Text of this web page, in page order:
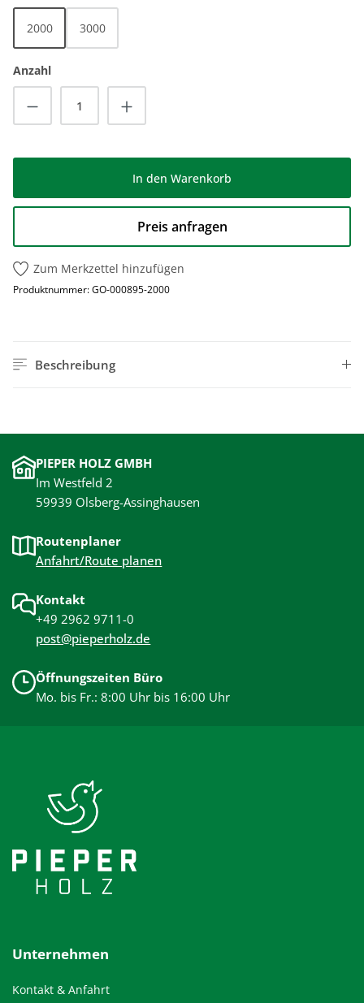
2000 3000
Anzahl
Produkt Anzahl: Gib den gewünschten
In den Warenkorb
Preis anfragen
Zum Merkzettel hinzufügen
Produktnummer:GO-000895-2000
Beschreibung
PIEPER HOLZ GMBH
Im Westfeld 2
59939 Olsberg-Assinghausen
Routenplaner
Anfahrt/Route planen
Kontakt
+49 2962 9711-0
post@pieperholz.de
Öffnungszeiten Büro
Mo. bis Fr.: 8:00 Uhr bis 16:00 Uhr
Unternehmen
Kontakt & Anfahrt